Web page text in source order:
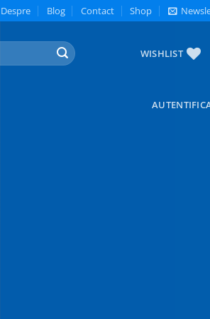
Despre Blog Contact Shop
WISHLIST